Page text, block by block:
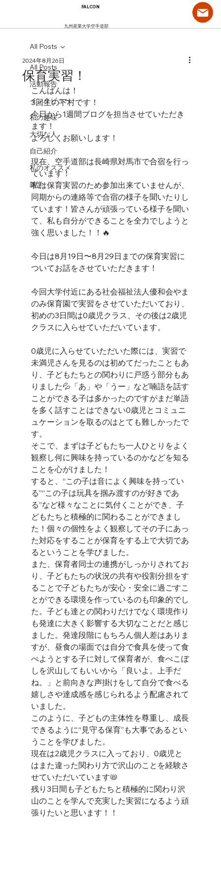
FALCON
九州産業大学空手道部
All Posts
活動報告
インタビュー
私の趣味
大切な人
自己紹介
私のオススメ
雑学
All Posts
保育実習！
2024年8月26日
こんばんは！
3回生の下村です！
今日から1週間ブログを担当させていただき
ます！
よろしくお願いします！
現在、空手道部は長崎県対馬市で合宿を行っ
ています！
私は保育実習のため参加出来ていませんが、
同期からの連絡等で合宿の様子を聞いたりし
ています！皆さんが頑張っている様子を聞い
て、私も自分ができることを全力でしようと
強く思いました！！🔥
今日は8月19日〜8月29日までの保育実習に
ついてお話をさせていただきます！
今回大学付近にある社会福祉法人優和会やま
のみ保育園で実習をさせていただいており、
初めの3日間は0歳児クラス、その後は2歳児
クラスに入らせていただいています。
0歳児に入らせていただいた際には、実習で
未満児さんを見るのは初めてだったこともあ
り、子どもたちとの関わりに戸惑う部分もあ
りました💦「あ」や「うー」など喃語を話す
ことができる子は多かったのですがまだ単語
を多く話すことはできない0歳児とコミュニ
ュケーションを取るのはとても難しかったで
す。
そこで、まずは子どもたち一人ひとりをよく
観察し何に興味を持っているのかなどを知る
ことを心がけました！
すると、“この子は音によく興味を持ってい
る”“この子は玩具を掴み渡すのが好きであ
る”など様々なことに気付くことができ、子
どもたちと積極的に関わることができまし
た！個々の個性をよく観察してその子にあっ
た対応をすることが保育をする上で大切であ
るということを学びました。
また、保育者同士の連携がしっかりされてお
り、子どもたちの状況の共有や役割分担をす
ることで子どもたちが安心・安全に過ごすこ
とができる環境を作っているのも印象的でし
た。子ども達との関わりだけでなく環境作り
も発達に大きく影響する大切なことだと感じ
ました。発達段階にもちろん個人差はありま
すが、昼食の場面では自分で食具を使って食
べようとする子に対して保育者が、食べこぼ
しを沢山してもいいから「良いよ。上手だ
ね。」と前向きな声掛けをして自分で食べる
嬉しさや達成感を感じられるよう配慮されて
いました。
このように、子どもの主体性を尊重し、成長
できるように“見守る保育”も大事であるとい
うことを学びました。
現在は2歳児クラスに入っており、0歳児と
はまた違った関わり方で沢山のことを経験さ
せていただいています📛
残り3日間も子どもたちと積極的に関わり沢
山のことを学んで充実した実習になるよう頑
張りたいと思います！！